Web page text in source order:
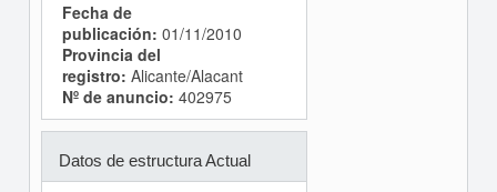
Fecha de
publicación: 01/11/2010
Provincia del
registro: Alicante/Alacant
Nº de anuncio: 402975
Datos de estructura Actual